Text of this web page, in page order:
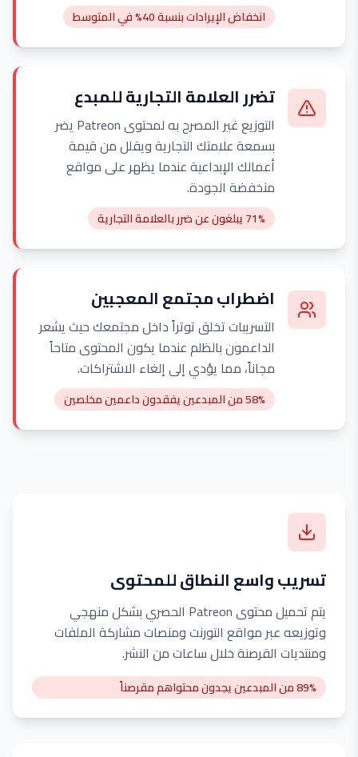
انخفاض الإيرادات بنسبة 40% في المتوسط
تضرر العلامة التجارية للمبدع
التوزيع غير المصرح به لمحتوى Patreon يضر
بسمعة علامتك التجارية ويقلل من قيمة
أعمالك الإبداعية عندما يظهر على مواقع
منخفضة الجودة.
71% يبلغون عن ضرر بالعلامة التجارية
اضطراب مجتمع المعجبين
التسريبات تخلق توتراً داخل مجتمعك حيث يشعر
الداعمون بالظلم عندما يكون المحتوى متاحاً
مجاناً، مما يؤدي إلى إلغاء الاشتراكات.
58% من المبدعين يفقدون داعمين مخلصين
تسريب واسع النطاق للمحتوى
يتم تحميل محتوى Patreon الحصري بشكل منهجي
وتوزيعه عبر مواقع التورنت ومنصات مشاركة الملفات
ومنتديات القرصنة خلال ساعات من النشر.
89% من المبدعين يجدون محتواهم مقرصناً